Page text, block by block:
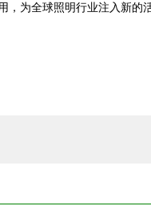
为全球照明行业注入新的